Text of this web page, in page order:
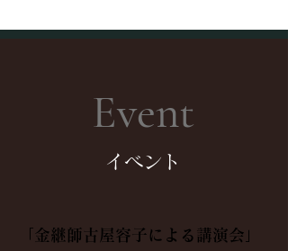
Event
​イベント
「金継師古屋容子による講演会」